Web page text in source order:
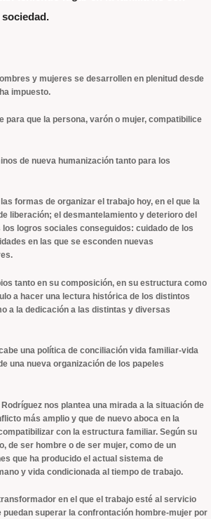
y mujeres se desarrollen en plenitud desde
impuesto.
que la persona, varón o mujer, compatibilice
de nueva humanización tanto para los
formas de organizar el trabajo hoy, en el que la
liberación; el desmantelamiento y deterioro del
logros sociales conseguidos: cuidado de los
en las que se esconden nuevas
tanto en su composición, en su estructura como
a hacer una lectura histórica de los distintos
a la dedicación a las distintas y diversas
una política de conciliación vida familiar-vida
una nueva organización de los papeles
nos plantea una mirada a la situación de
más amplio y que de nuevo aboca en la
con la estructura familiar. Según su
de ser hombre o de ser mujer, como de un
que ha producido el actual sistema de
y vida condicionada al tiempo de trabajo.
en el que el trabajo esté al servicio
superar la confrontación hombre-mujer por